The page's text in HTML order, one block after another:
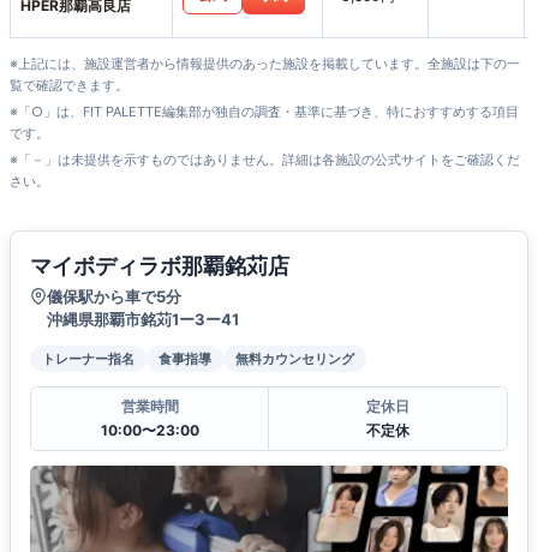
HPER那覇高良店
※上記には、施設運営者から情報提供のあった施設を掲載しています。全施設は下の一
覧で確認できます。
※「○」は、FIT PALETTE編集部が独自の調査・基準に基づき、特におすすめする項目
です。
※「－」は未提供を示すものではありません。詳細は各施設の公式サイトをご確認くだ
さい。
マイボディラボ那覇銘苅店
儀保駅から車で5分
沖縄県那覇市銘苅1ー3ー41
トレーナー指名 食事指導 無料カウンセリング
営業時間
10:00〜23:00
定休日
不定休